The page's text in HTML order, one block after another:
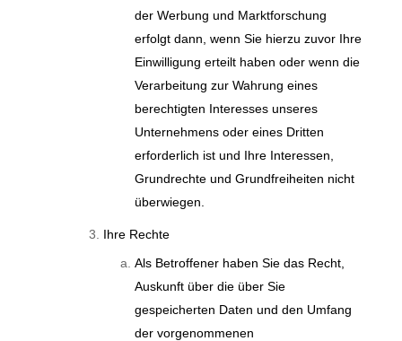
der Werbung und Marktforschung
erfolgt dann, wenn Sie hierzu zuvor Ihre
Einwilligung erteilt haben oder wenn die
Verarbeitung zur Wahrung eines
berechtigten Interesses unseres
Unternehmens oder eines Dritten
erforderlich ist und Ihre Interessen,
Grundrechte und Grundfreiheiten nicht
überwiegen.
Ihre Rechte
Als Betroffener haben Sie das Recht,
Auskunft über die über Sie
gespeicherten Daten und den Umfang
der vorgenommenen